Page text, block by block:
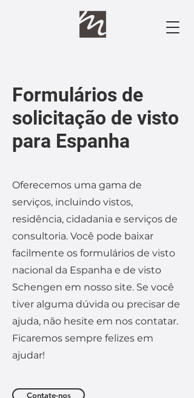
Formulários de
solicitação de visto
para Espanha
Oferecemos uma gama de
serviços, incluindo vistos,
residência, cidadania e serviços de
consultoria. Você pode baixar
facilmente os formulários de visto
nacional da Espanha e de visto
Schengen em nosso site. Se você
tiver alguma dúvida ou precisar de
ajuda, não hesite em nos contatar.
Ficaremos sempre felizes em
ajudar!
Contate-nos